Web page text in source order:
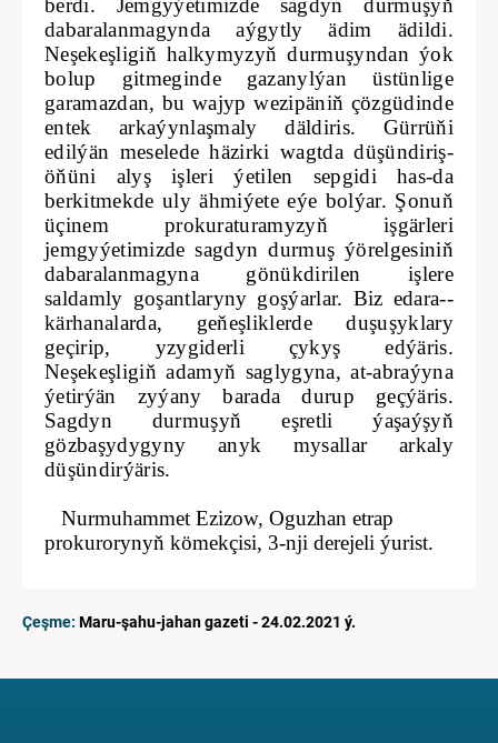
berdi. Jemgyýetimizde sagdyn durmuşyň
dabaralanmagynda aýgytly ädim ädildi.
Neşekeşligiň halkymyzyň durmuşyndan ýok
bolup gitmeginde gazanylýan üstünlige
garamazdan, bu wajyp wezipäniň çözgüdinde
entek arkaýynlaşmaly däldiris. Gürrüňi
edilýän meselede häzirki wagtda düşündiriş-
öňüni alyş işleri ýetilen sepgidi has-da
berkitmekde uly ähmiýete eýe bolýar. Şonuň
üçinem prokuraturamyzyň işgärleri
jemgyýetimizde sagdyn durmuş ýörelgesiniň
dabaralanmagyna gönükdirilen işlere
saldamly goşantlaryny goşýarlar. Biz edara--
kärhanalarda, geňeşliklerde duşuşyklary
geçirip, yzygiderli çykyş edýäris.
Neşekeşligiň adamyň saglygyna, at-abraýyna
ýetirýän zyýany barada durup geçýäris.
Sagdyn durmuşyň eşretli ýaşaýşyň
gözbaşydygyny anyk mysallar arkaly
düşündirýäris.
Nurmuhammet Ezizow,Oguzhan etrap
prokurorynyň kömekçisi, 3-nji derejeli ýurist.
Çeşme: Maru-şahu-jahan gazeti - 24.02.2021 ý.